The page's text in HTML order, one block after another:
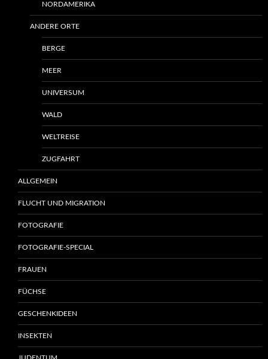
NORDAMERIKA
ANDERE ORTE
BERGE
MEER
UNIVERSUM
WALD
WELTREISE
ZUGFAHRT
ALLGEMEIN
FLUCHT UND MIGRATION
FOTOGRAFIE
FOTOGRAFIE-SPECIAL
FRAUEN
FÜCHSE
GESCHENKIDEEN
INSEKTEN